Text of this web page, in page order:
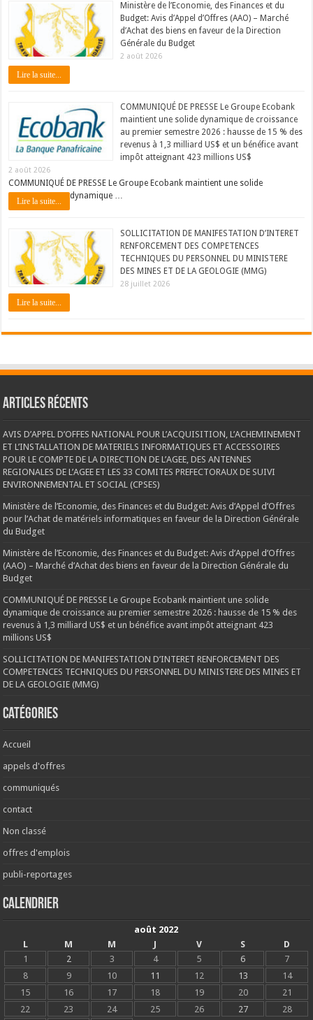
Ministère de l’Economie, des Finances et du
Budget: Avis d’Appel d’Offres (AAO) – Marché
d’Achat des biens en faveur de la Direction
Générale du Budget
2 août 2026
Lire la suite...
COMMUNIQUÉ DE PRESSE Le Groupe Ecobank
maintient une solide dynamique de croissance
au premier semestre 2026 : hausse de 15 % des
revenus à 1,3 milliard US$ et un bénéfice avant
impôt atteignant 423 millions US$
2 août 2026
COMMUNIQUÉ DE PRESSE Le Groupe Ecobank maintient une solide
dynamique …
Lire la suite...
SOLLICITATION DE MANIFESTATION D’INTERET
RENFORCEMENT DES COMPETENCES
TECHNIQUES DU PERSONNEL DU MINISTERE
DES MINES ET DE LA GEOLOGIE (MMG)
28 juillet 2026
Lire la suite...
Articles récents
AVIS D’APPEL D’OFFES NATIONAL POUR L’ACQUISITION, L’ACHEMINEMENT
ET L’INSTALLATION DE MATERIELS INFORMATIQUES ET ACCESSOIRES
POUR LE COMPTE DE LA DIRECTION DE L’AGEE, DES ANTENNES
REGIONALES DE L’AGEE ET LES 33 COMITES PREFECTORAUX DE SUIVI
ENVIRONNEMENTAL ET SOCIAL (CPSES)
Ministère de l’Economie, des Finances et du Budget: Avis d’Appel d’Offres
pour l’Achat de matériels informatiques en faveur de la Direction Générale
du Budget
Ministère de l’Economie, des Finances et du Budget: Avis d’Appel d’Offres
(AAO) – Marché d’Achat des biens en faveur de la Direction Générale du
Budget
COMMUNIQUÉ DE PRESSE Le Groupe Ecobank maintient une solide
dynamique de croissance au premier semestre 2026 : hausse de 15 % des
revenus à 1,3 milliard US$ et un bénéfice avant impôt atteignant 423
millions US$
SOLLICITATION DE MANIFESTATION D’INTERET RENFORCEMENT DES
COMPETENCES TECHNIQUES DU PERSONNEL DU MINISTERE DES MINES ET
DE LA GEOLOGIE (MMG)
Catégories
Accueil
appels d'offres
communiqués
contact
Non classé
offres d'emplois
publi-reportages
Calendrier
août 2022
L
M M J V S
D
1
2 3 4 5 6
7
8
9 10 11 12 13
14
15
16 17 18 19 20
21
22
23 24 25 26 27 28